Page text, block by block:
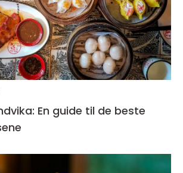
En guide til de beste